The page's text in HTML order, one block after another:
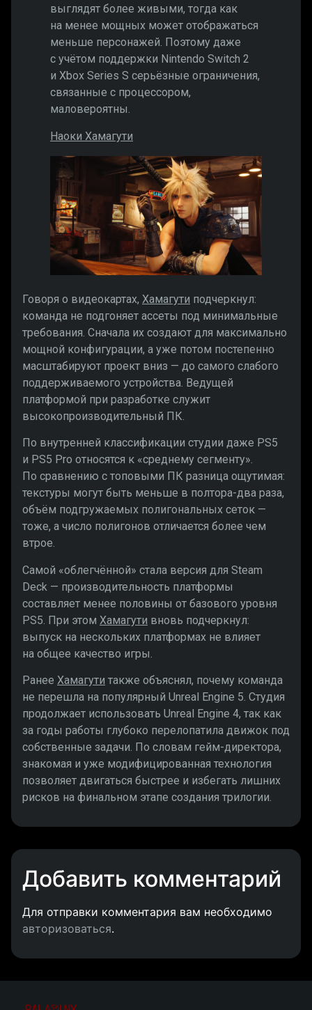
выглядят более живыми, тогда как
на менее мощных может отображаться
меньше персонажей. Поэтому даже
с учётом поддержки Nintendo Switch 2
и Xbox Series S серьёзные ограничения,
связанные с процессором,
маловероятны.
Наоки Хамагути
Говоря о видеокартах, Хамагути подчеркнул:
команда не подгоняет ассеты под минимальные
требования. Сначала их создают для максимально
мощной конфигурации, а уже потом постепенно
масштабируют проект вниз — до самого слабого
поддерживаемого устройства. Ведущей
платформой при разработке служит
высокопроизводительный ПК.
По внутренней классификации студии даже PS5
и PS5 Pro относятся к «среднему сегменту».
По сравнению с топовыми ПК разница ощутимая:
текстуры могут быть меньше в полтора-два раза,
объём подгружаемых полигональных сеток —
тоже, а число полигонов отличается более чем
втрое.
Самой «облегчённой» стала версия для Steam
Deck — производительность платформы
составляет менее половины от базового уровня
PS5. При этом Хамагути вновь подчеркнул:
выпуск на нескольких платформах не влияет
на общее качество игры.
Ранее Хамагути также объяснял, почему команда
не перешла на популярный Unreal Engine 5. Студия
продолжает использовать Unreal Engine 4, так как
за годы работы глубоко перелопатила движок под
собственные задачи. По словам гейм-директора,
знакомая и уже модифицированная технология
позволяет двигаться быстрее и избегать лишних
рисков на финальном этапе создания трилогии.
Добавить комментарий
Для отправки комментария вам необходимо
авторизоваться.